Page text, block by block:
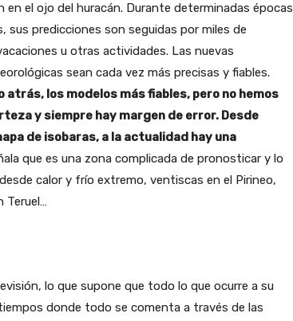
el ojo del huracán. Durante determinadas épocas
predicciones son seguidas por miles de
u otras actividades. Las nuevas
sean cada vez más precisas y fiables.
los modelos más fiables, pero no hemos
y siempre hay margen de error. Desde
de isobaras, a la actualidad hay una
que es una zona complicada de pronosticar y lo
calor y frío extremo, ventiscas en el Pirineo,
Teruel…
lo que supone que todo lo que ocurre a su
donde todo se comenta a través de las